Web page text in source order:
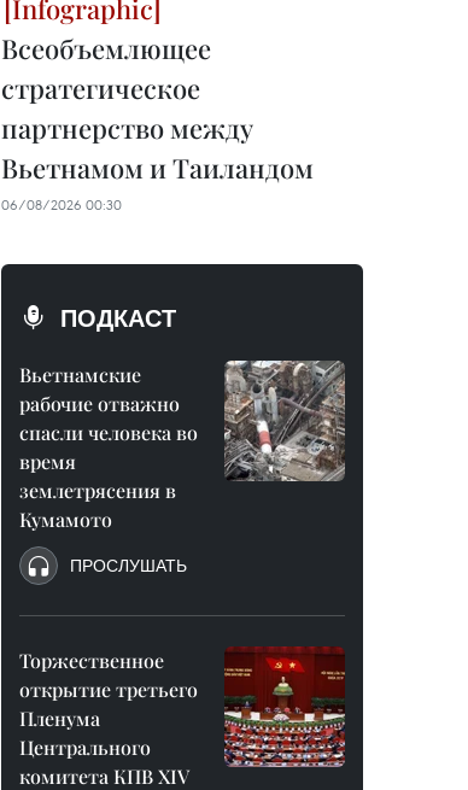
Всеобъемлющее
стратегическое
партнерство между
Вьетнамом и Таиландом
06/08/2026 00:30
ПОДКАСТ
Вьетнамские
рабочие отважно
спасли человека во
время
землетрясения в
Кумамото
ПРОСЛУШАТЬ
Торжественное
открытие третьего
Пленума
Центрального
комитета КПВ XIV